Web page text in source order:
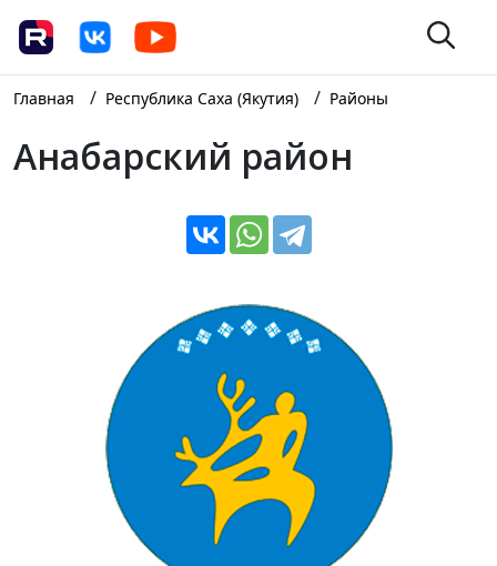
Главная / Республика Саха (Якутия) / Районы
Анабарский район